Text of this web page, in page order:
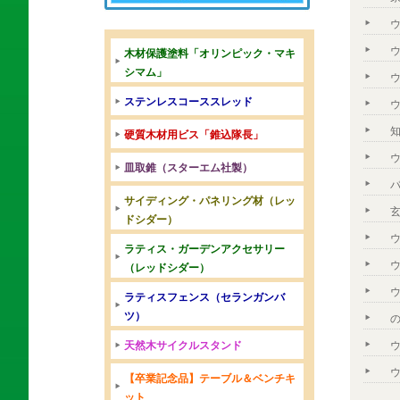
木材保護塗料「オリンピック・マキ
シマム」
ステンレスコーススレッド
硬質木材用ビス「錐込隊長」
皿取錐（スターエム社製）
サイディング・パネリング材（レッ
ドシダー）
ラティス・ガーデンアクセサリー
（レッドシダー）
ラティスフェンス（セランガンバ
ツ）
天然木サイクルスタンド
【卒業記念品】テーブル＆ベンチキ
ット